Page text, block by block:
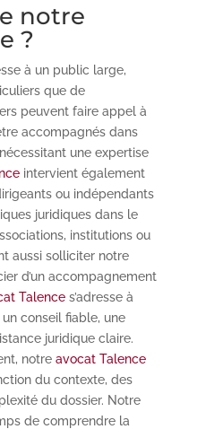
notre
?
à un public large,
que de
peuvent faire appel à
accompagnés dans
une expertise
intervient également
ou indépendants
juridiques dans le
institutions ou
aussi solliciter notre
d’un accompagnement
Talences’adresse à
conseil fiable, une
juridique claire.
notre avocat Talence
du contexte, des
du dossier. Notre
de comprendre la